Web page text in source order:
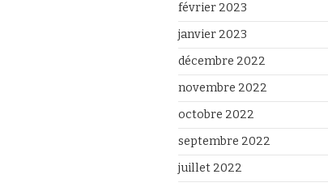
février 2023
janvier 2023
décembre 2022
novembre 2022
octobre 2022
septembre 2022
juillet 2022